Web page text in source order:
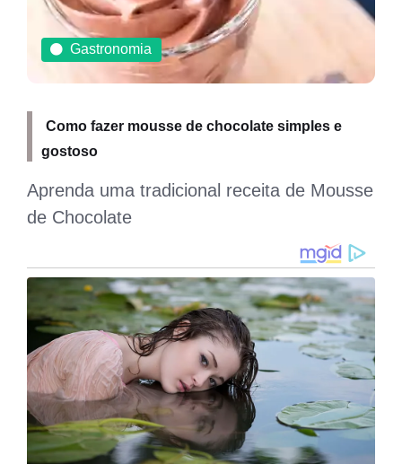
Gastronomia
Como fazer mousse de chocolate simples e
gostoso
Aprenda uma tradicional receita de Mousse
de Chocolate